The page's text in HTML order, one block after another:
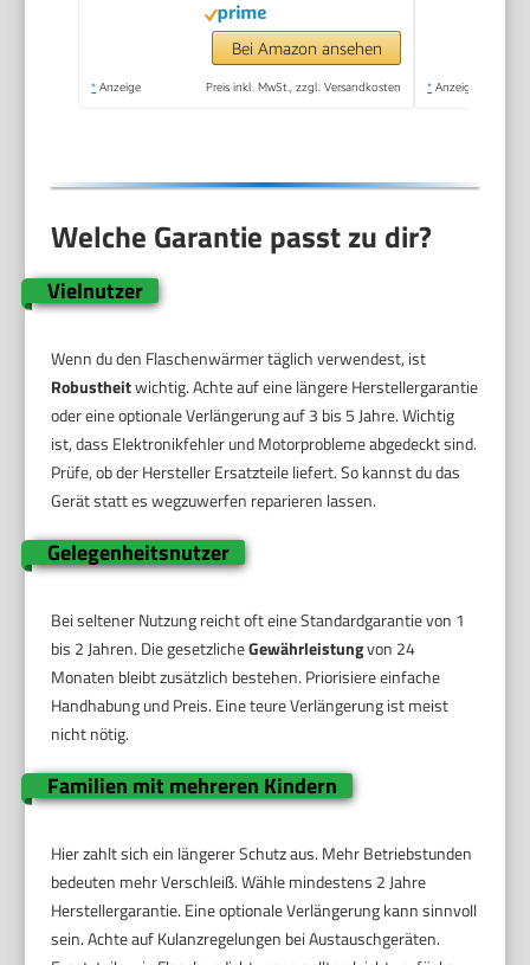
intelligente
Temperaturregelung,
automatische
Bei Amazon ansehen
* Anzeige Preis inkl. MwSt., zzgl. Versandkosten * Anzeige
Welche Garantie passt zu dir?
Vielnutzer
Wenn du den Flaschenwärmer täglich verwendest, ist
Robustheitwichtig. Achte auf eine längere Herstellergarantie
oder eine optionale Verlängerung auf 3 bis 5 Jahre. Wichtig
ist, dass Elektronikfehler und Motorprobleme abgedeckt sind.
Prüfe, ob der Hersteller Ersatzteile liefert. So kannst du das
Gerät statt es wegzuwerfen reparieren lassen.
Gelegenheitsnutzer
Bei seltener Nutzung reicht oft eine Standardgarantie von 1
bis 2 Jahren. Die gesetzlicheGewährleistungvon 24
Monaten bleibt zusätzlich bestehen. Priorisiere einfache
Handhabung und Preis. Eine teure Verlängerung ist meist
nicht nötig.
Familien mit mehreren Kindern
Hier zahlt sich ein längerer Schutz aus. Mehr Betriebstunden
bedeuten mehr Verschleiß. Wähle mindestens 2 Jahre
Herstellergarantie. Eine optionale Verlängerung kann sinnvoll
sein. Achte auf Kulanzregelungen bei Austauschgeräten.